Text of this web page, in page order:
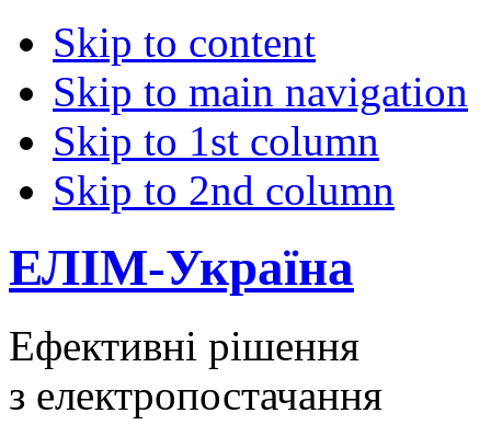
Skip to content
Skip to main navigation
Skip to 1st column
Skip to 2nd column
ЕЛІМ-Україна
Ефективні рішення
з електропостачання